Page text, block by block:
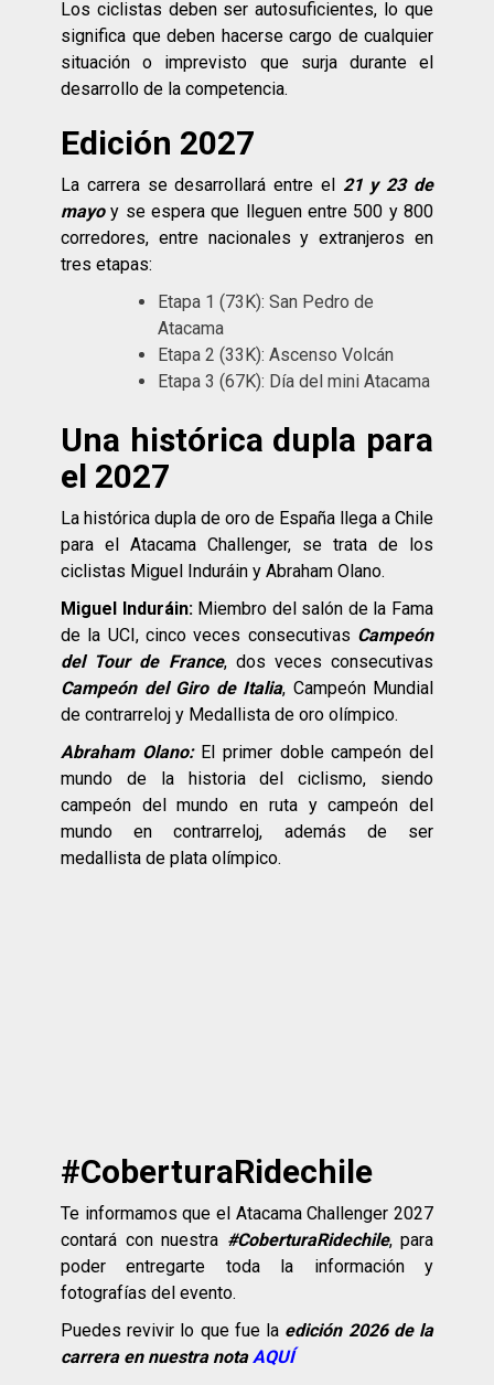
Los ciclistas deben ser autosuficientes, lo que
significa que deben hacerse cargo de cualquier
situación o imprevisto que surja durante el
desarrollo de la competencia.
Edición 2027
La carrera se desarrollará entre el 21 y 23 de
mayoy se espera que lleguen entre 500 y 800
corredores, entre nacionales y extranjeros en
tres etapas:
Etapa 1 (73K): San Pedro de
Atacama
Etapa 2 (33K): Ascenso Volcán
Etapa 3 (67K): Día del mini Atacama
Una histórica dupla para
el 2027
La histórica dupla de oro de España llega a Chile
para el Atacama Challenger, se trata de los
ciclistas Miguel Induráin y Abraham Olano.
Miguel Induráin:Miembro del salón de la Fama
de la UCI, cinco veces consecutivas Campeón
del Tour de France, dos veces consecutivas
Campeón del Giro de Italia, Campeón Mundial
de contrarreloj y Medallista de oro olímpico.
Abraham Olano: El primer doble campeón del
mundo de la historia del ciclismo, siendo
campeón del mundo en ruta y campeón del
mundo en contrarreloj, además de ser
medallista de plata olímpico.
#CoberturaRidechile
Te informamos que el Atacama Challenger 2027
contará con nuestra #CoberturaRidechile, para
poder entregarte toda la información y
fotografías del evento.
Puedes revivir lo que fue la edición 2026 de la
carrera en nuestra nota AQUÍ